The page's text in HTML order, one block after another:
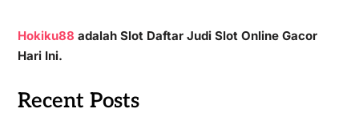
Hokiku88 adalah Slot Daftar Judi Slot Online Gacor
Hari Ini.
Recent Posts